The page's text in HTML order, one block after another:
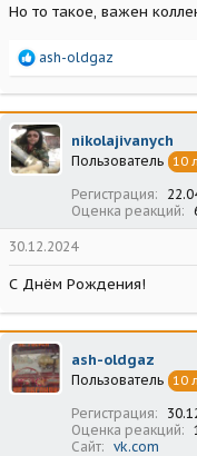
Но то такое, важен
Р
а
к
ц
и
и
ash-oldgaz
nikolajivanych
Пользователь 10
Регистрация
Оценка реакций
30.12.2024
С Днём Рождения!
ash-oldgaz
Пользователь 10
Регистрация
Оценка реакций
Сайт
vk.com